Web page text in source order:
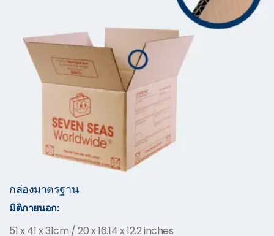
กล่องมาตรฐาน
มิติภายนอก:
51 x 41 x 31cm / 20 x 16.14 x 12.2 inches